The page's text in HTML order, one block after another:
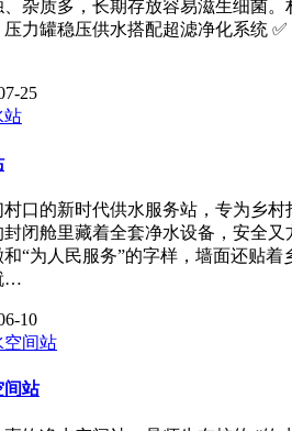
杂质多，长期存放容易滋生细菌
力罐稳压供水搭配超滤净化系统
25
口的新时代供水服务站，专为乡
闭舱里藏着全套净水设备，安全
“为人民服务”的字样，墙面还贴
…
10
间站